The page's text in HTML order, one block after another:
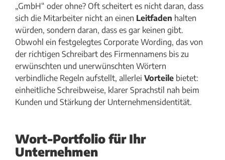
„GmbH“ oder ohne? Oft scheitert es nicht daran, dass
sich die Mitarbeiter nicht an einen Leitfaden halten
würden, sondern daran, dass es gar keinen gibt.
Obwohl ein festgelegtes Corporate Wording, das von
der richtigen Schreibart des Firmennamens bis zu
erwünschten und unerwünschten Wörtern
verbindliche Regeln aufstellt, allerlei Vorteile bietet:
einheitliche Schreibweise, klarer Sprachstil nah beim
Kunden und Stärkung der Unternehmensidentität.
Wort-Portfolio für Ihr
Unternehmen